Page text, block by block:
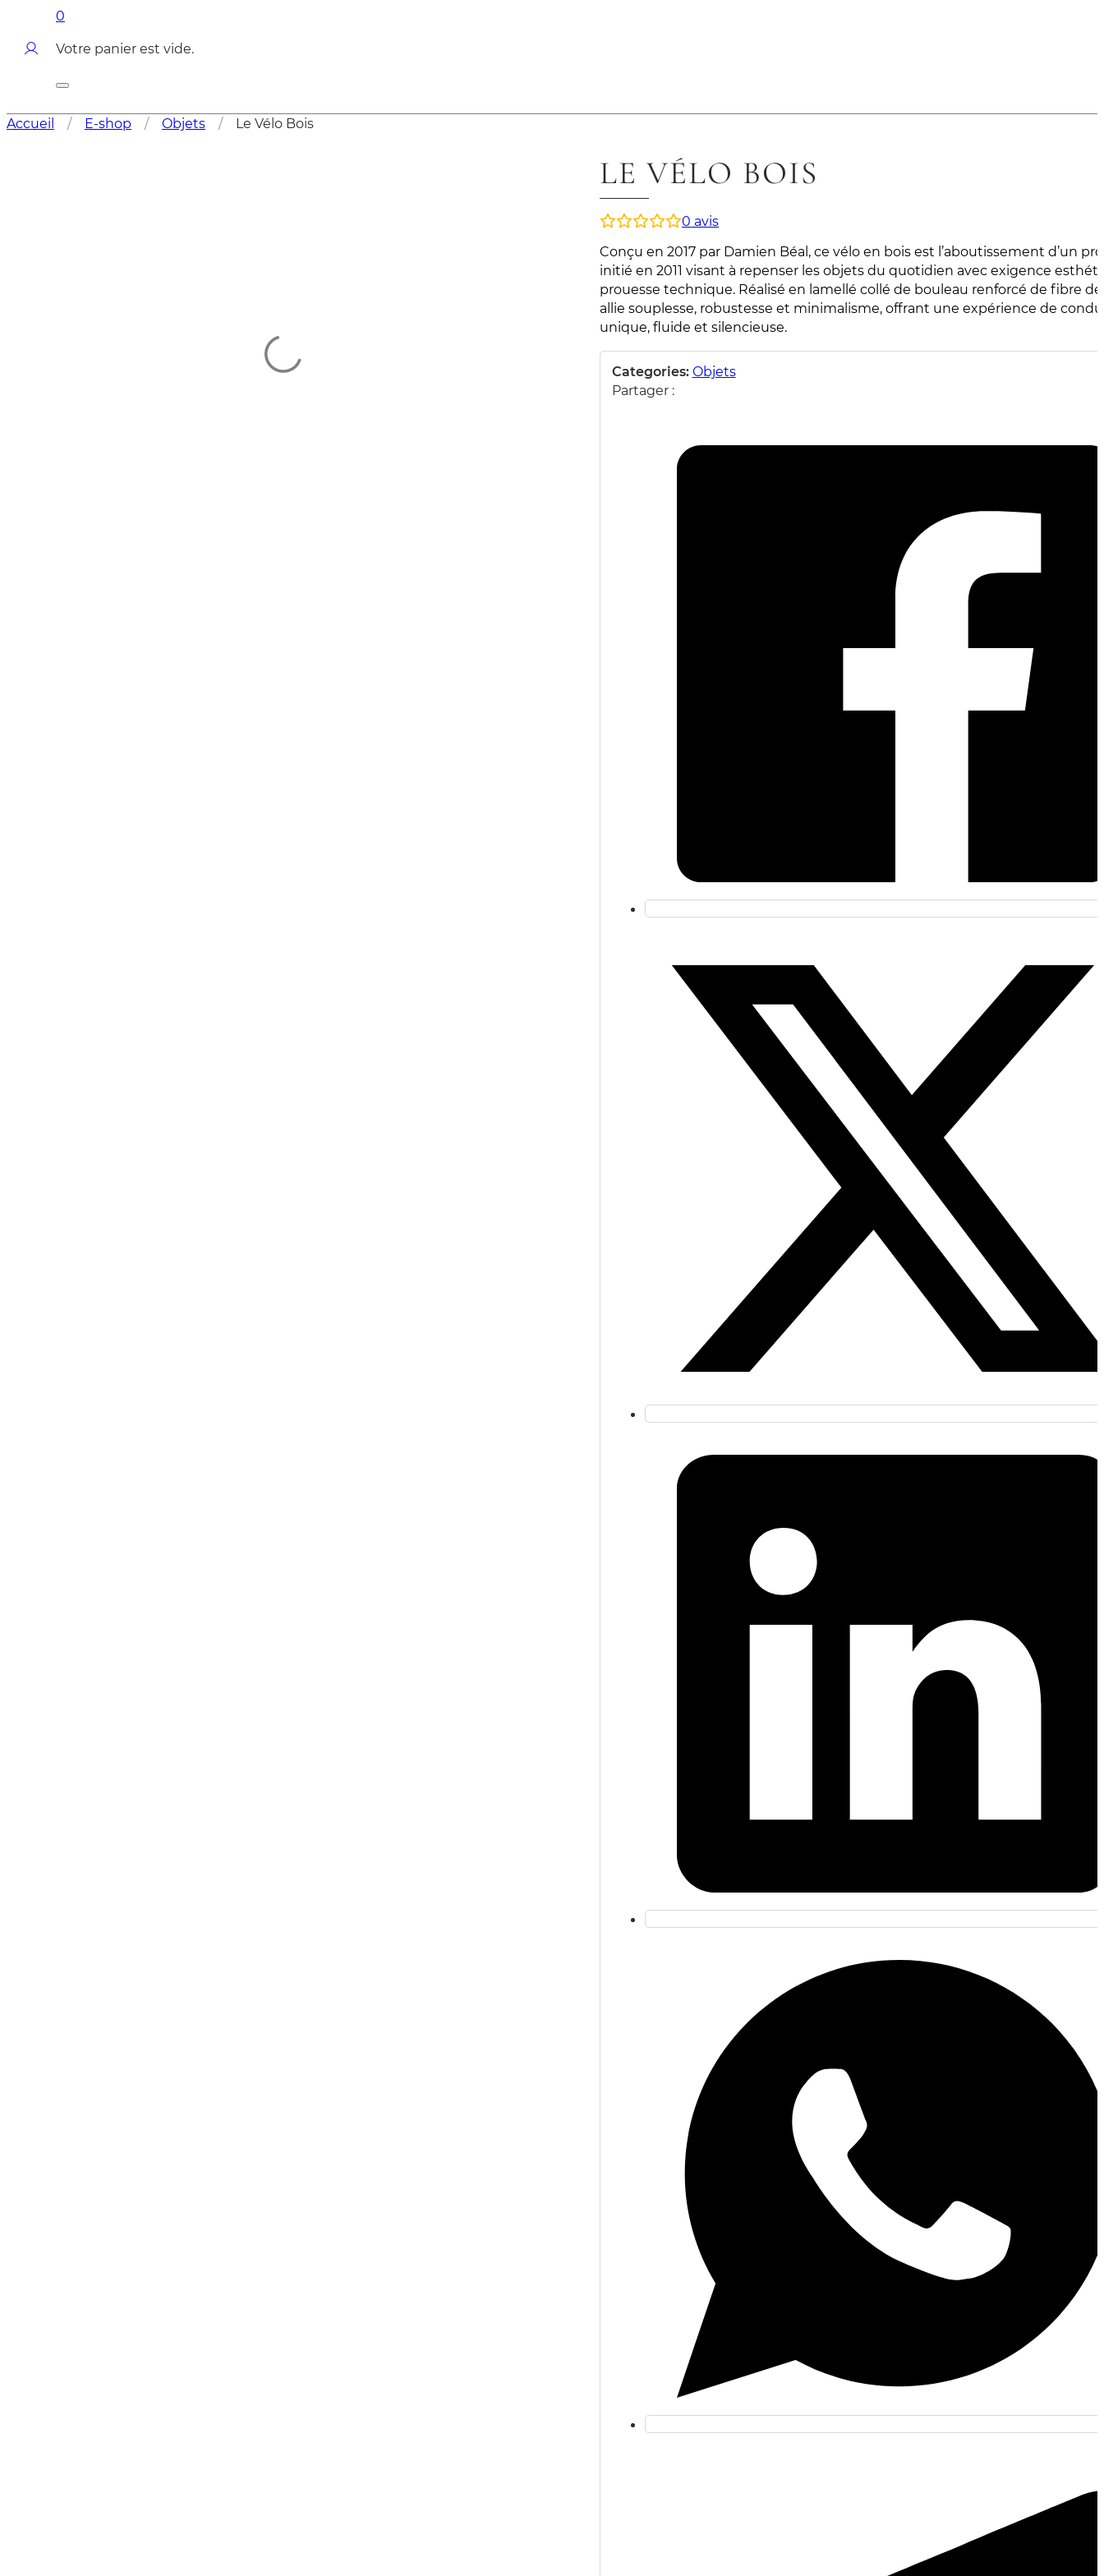
0
Votre panier est vide.
Accueil / E-shop / Objets / Le Vélo Bois
LE VÉLO BOIS
0 avis
Conçu en 2017 par Damien Béal, ce vélo en bois est l’aboutissement d’un
initié en 2011 visant à repenser les objets du quotidien avec exigence
prouesse technique. Réalisé en lamellé collé de bouleau renforcé de fibre de
allie souplesse, robustesse et minimalisme, offrant une expérience de
unique, fluide et silencieuse.
Categories: Objets
Partager :